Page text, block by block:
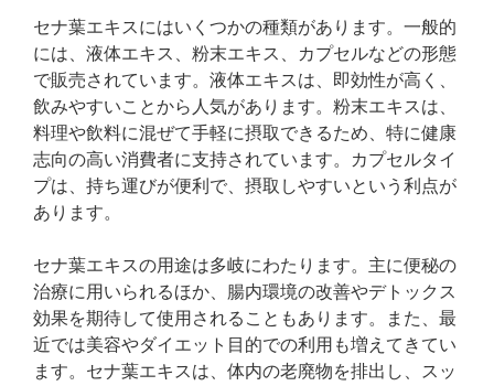
セナ葉エキスにはいくつかの種類があります。一般的
には、液体エキス、粉末エキス、カプセルなどの形態
で販売されています。液体エキスは、即効性が高く、
飲みやすいことから人気があります。粉末エキスは、
料理や飲料に混ぜて手軽に摂取できるため、特に健康
志向の高い消費者に支持されています。カプセルタイ
プは、持ち運びが便利で、摂取しやすいという利点が
あります。
セナ葉エキスの用途は多岐にわたります。主に便秘の
治療に用いられるほか、腸内環境の改善やデトックス
効果を期待して使用されることもあります。また、最
近では美容やダイエット目的での利用も増えてきてい
ます。セナ葉エキスは、体内の老廃物を排出し、スッ